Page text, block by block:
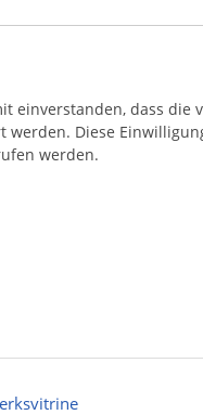
einverstanden, dass die
Diese
werden.